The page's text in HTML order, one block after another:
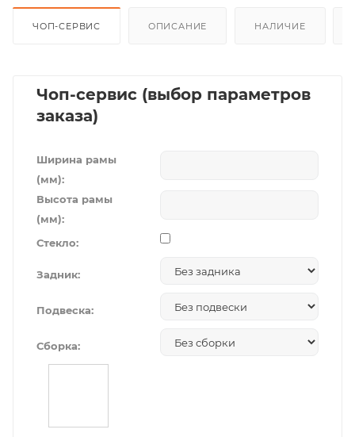
ЧОП-СЕРВИС ОПИСАНИЕ НАЛИЧИЕ
Чоп-сервис (выбор параметров
заказа)
Ширина рамы
(мм):
Высота рамы
(мм):
Стекло:
Задник:
Подвеска:
Сборка: